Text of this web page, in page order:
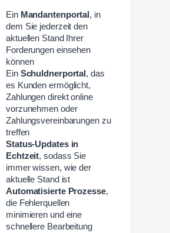
Ein Mandantenportal , in
dem Sie jederzeit den
aktuellen Stand Ihrer
Forderungen einsehen
können
Ein Schuldnerportal , das
es Kunden ermöglicht,
Zahlungen direkt online
vorzunehmen oder
Zahlungsvereinbarungen zu
treffen
Status-Updates in
Echtzeit, sodass Sie
immer wissen, wie der
aktuelle Stand ist
Automatisierte Prozesse,
die Fehlerquellen
minimieren und eine
schnellere Bearbeitung